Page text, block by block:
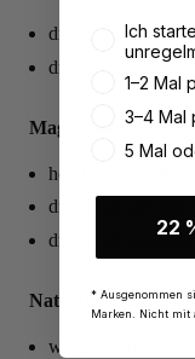
draagt bij aan het
draagt bij aan een
Magnesium
helpt
draagt bij aan een
draagt bij aan een
Natrium
wordt
Wie oft
Ich
1–2 Mal
3–4 Mal
5 Mal
22
* Ausgenommen
Marken. Nicht mit